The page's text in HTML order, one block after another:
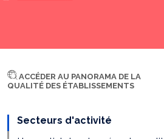
ACCÉDER AU PANORAMA DE LA
QUALITÉ DES ÉTABLISSEMENTS
Secteurs d'activité